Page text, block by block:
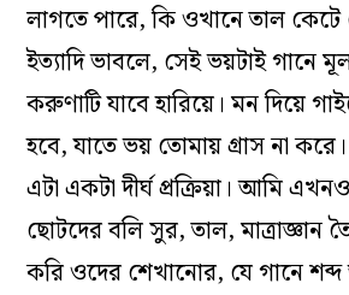
লাগতে পারে, কি ওখানে তাল কেটে
ইত্যাদি ভাবলে, সেই ভয়টাই গানে
করুণাটি যাবে হারিয়ে। মন দিয়ে
হবে, যাতে ভয় তোমায় গ্রাস না
এটা একটা দীর্ঘ প্রক্রিয়া। আমি
ছোটদের বলি সুর, তাল, মাত্রাজ্ঞান
করি ওদের শেখানোর, যে গানে